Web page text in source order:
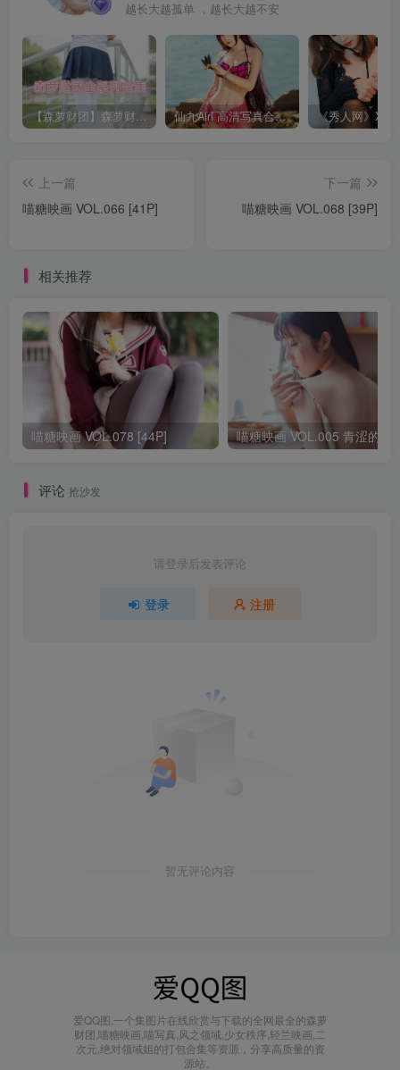
越长大越孤单 ，越长大越不安
【森萝财团】森萝财团系列福利原版无水印合集下载[与本站内容同步更新] 仙九Airi 高清写真合集[持续更新]
上一篇
喵糖映画 VOL.066 [41P]
下一篇
喵糖映画 VOL.068 [39P]
相关推荐
喵糖映画 VOL.078 [44P]
评论 抢沙发
请登录后发表评论
登录 注册
暂无评论内容
爱QQ图,一个集图片在线欣赏与下载的全网最全的森萝
财团,喵糖映画,喵写真,风之领域,少女秩序,轻兰映画,二
次元,绝对领域姐的打包合集等资源，分享高质量的资
源站。